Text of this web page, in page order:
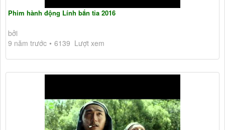
Phim hành động Lính bắn tỉa 2016
bởi
9 năm trước
6139 Lượt xem